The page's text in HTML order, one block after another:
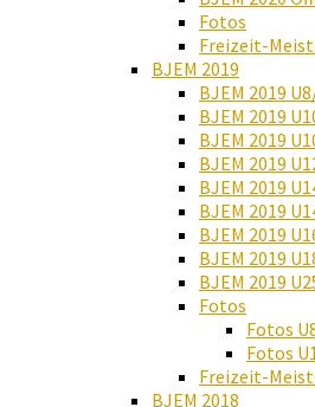
Fotos
Freizeit-
BJEM 2019
BJEM 2019
BJEM 2019
BJEM 2019
BJEM 2019
BJEM 2019
BJEM 2019
BJEM 2019
BJEM 2019
BJEM 2019
Fotos
Fotos
Fotos
Freizeit-
BJEM 2018